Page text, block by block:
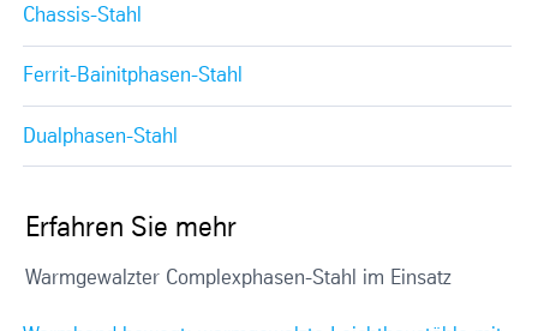
Chassis-Stahl
Ferrit-Bainitphasen-Stahl
Dualphasen-Stahl
Erfahren Sie mehr
Warmgewalzter Complexphasen-Stahl im Einsatz